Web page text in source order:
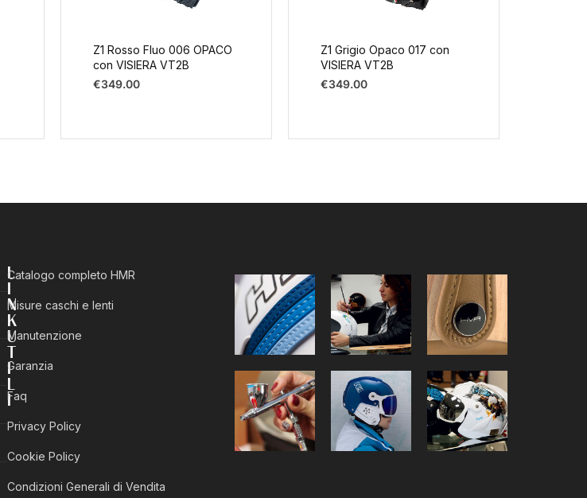
Z1 Rosso Fluo 006 OPACO
con VISIERA VT2B
€349.00
Z1 Grigio Opaco 017 con
VISIERA VT2B
€349.00
L
I
N
K
U
T
I
L
I
Catalogo completo HMR
Misure caschi e lenti
Manutenzione
Garanzia
Faq
Privacy Policy
Cookie Policy
Condizioni Generali di Vendita